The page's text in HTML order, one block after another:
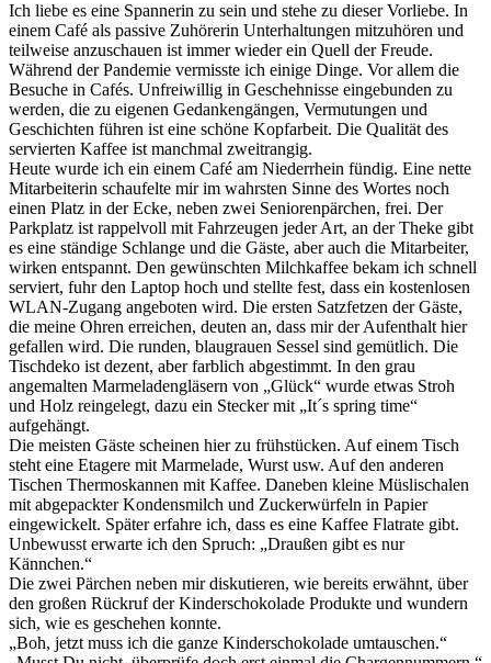
Ich liebe es eine Spannerin zu sein und stehe zu dieser Vorliebe. In
einem Café als passive Zuhörerin Unterhaltungen mitzuhören und
teilweise anzuschauen ist immer wieder ein Quell der Freude.
Während der Pandemie vermisste ich einige Dinge. Vor allem die
Besuche in Cafés. Unfreiwillig in Geschehnisse eingebunden zu
werden, die zu eigenen Gedankengängen, Vermutungen und
Geschichten führen ist eine schöne Kopfarbeit. Die Qualität des
servierten Kaffee ist manchmal zweitrangig.
Heute wurde ich ein einem Café am Niederrhein fündig. Eine nette
Mitarbeiterin schaufelte mir im wahrsten Sinne des Wortes noch
einen Platz in der Ecke, neben zwei Seniorenpärchen, frei. Der
Parkplatz ist rappelvoll mit Fahrzeugen jeder Art, an der Theke gibt
es eine ständige Schlange und die Gäste, aber auch die Mitarbeiter,
wirken entspannt. Den gewünschten Milchkaffee bekam ich schnell
serviert, fuhr den Laptop hoch und stellte fest, dass ein kostenlosen
WLAN-Zugang angeboten wird. Die ersten Satzfetzen der Gäste,
die meine Ohren erreichen, deuten an, dass mir der Aufenthalt hier
gefallen wird. Die runden, blaugrauen Sessel sind gemütlich. Die
Tischdeko ist dezent, aber farblich abgestimmt. In den grau
angemalten Marmeladengläsern von „Glück“ wurde etwas Stroh
und Holz reingelegt, dazu ein Stecker mit „It´s spring time“
aufgehängt.
Die meisten Gäste scheinen hier zu frühstücken. Auf einem Tisch
steht eine Etagere mit Marmelade, Wurst usw. Auf den anderen
Tischen Thermoskannen mit Kaffee. Daneben kleine Müslischalen
mit abgepackter Kondensmilch und Zuckerwürfeln in Papier
eingewickelt. Später erfahre ich, dass es eine Kaffee Flatrate gibt.
Unbewusst erwarte ich den Spruch: „Draußen gibt es nur
Kännchen.“
Die zwei Pärchen neben mir diskutieren, wie bereits erwähnt, über
den großen Rückruf der Kinderschokolade Produkte und wundern
sich, wie es geschehen konnte.
„Boh, jetzt muss ich die ganze Kinderschokolade umtauschen.“